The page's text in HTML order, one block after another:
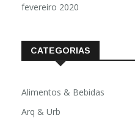
fevereiro 2020
CATEGORIAS
Alimentos & Bebidas
Arq & Urb